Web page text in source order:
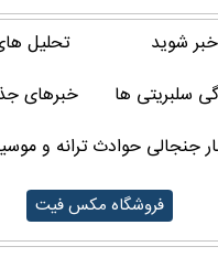
شوید
تحلیل
سلبریتی ها
خبرهای
جنجالی حوادثترانه و
فروشگاه مکس فیت